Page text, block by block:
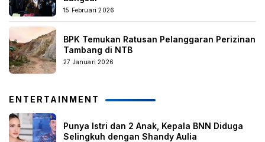
15 Februari 2026
BPK Temukan Ratusan Pelanggaran Perizinan
Tambang di NTB
27 Januari 2026
ENTERTAINMENT
Punya Istri dan 2 Anak, Kepala BNN Diduga
Selingkuh dengan Shandy Aulia